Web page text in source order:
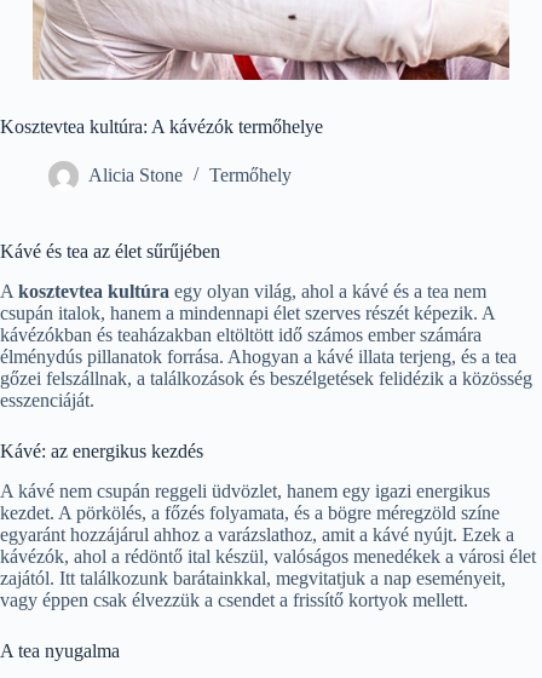
Kosztevtea kultúra: A kávézók termőhelye
Alicia Stone Termőhely
Kávé és tea az élet sűrűjében
A kosztevtea kultúra egy olyan világ, ahol a kávé és a tea nem
csupán italok, hanem a mindennapi élet szerves részét képezik. A
kávézókban és teaházakban eltöltött idő számos ember számára
élménydús pillanatok forrása. Ahogyan a kávé illata terjeng, és a tea
gőzei felszállnak, a találkozások és beszélgetések felidézik a közösség
esszenciáját.
Kávé: az energikus kezdés
A kávé nem csupán reggeli üdvözlet, hanem egy igazi energikus
kezdet. A pörkölés, a főzés folyamata, és a bögre méregzöld színe
egyaránt hozzájárul ahhoz a varázslathoz, amit a kávé nyújt. Ezek a
kávézók, ahol a rédöntő ital készül, valóságos menedékek a városi élet
zajától. Itt találkozunk barátainkkal, megvitatjuk a nap eseményeit,
vagy éppen csak élvezzük a csendet a frissítő kortyok mellett.
A tea nyugalma